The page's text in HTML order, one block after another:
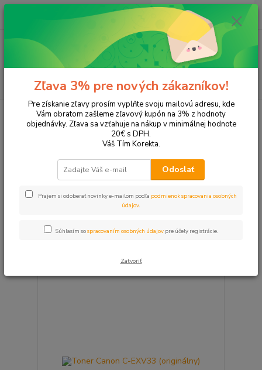
Hľadať
ks
za 0,00 EUR
Tonery a náplne do tlačiarní Canon iR2535
Upresniť parametre
Najdrahšie
Zobrazujem 1-1 z 1
Zľava 3% pre nových zákazníkov!
Pre získanie zľavy prosím vyplňte svoju mailovú adresu, kde
Vám obratom zašleme zľavový kupón na 3% z hodnoty
objednávky. Zľava sa vzťahuje na nákup v minimálnej hodnote
20€ s DPH.
Váš Tím Korekta.
Odoslať
Prajem si odoberať novinky e-mailom podľa podmienok spracovania osobných
údajov.
Súhlasím sospracovaním osobných údajov pre účely registrácie.
Zatvoriť